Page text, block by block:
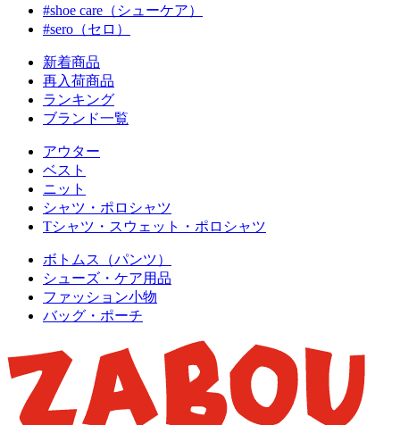
#shoe care（シューケア）
#sero（セロ）
新着商品
再入荷商品
ランキング
ブランド一覧
アウター
ベスト
ニット
シャツ・ポロシャツ
Tシャツ・スウェット・ポロシャツ
ボトムス（パンツ）
シューズ・ケア用品
ファッション小物
バッグ・ポーチ